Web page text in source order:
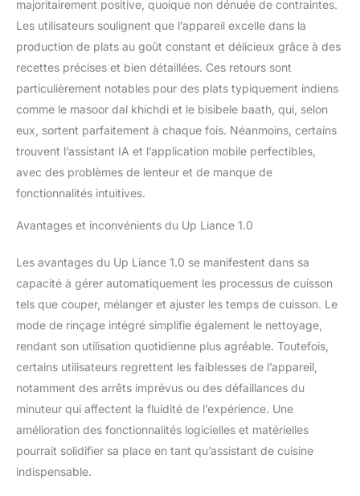
rend l'entretien rapide et
sans effort Gagnez du
temps – Permet de
préparer et de remuer les
aliments afin que vous
sur la famille, le travail ou
la détente Connectivité
Wi-Fi et application –
Affichez/créez des
l'application Moteur
puissant et échelle
précise du poids pour
des résultats parfaits, à
chaque fois. Équipé d'un
moteur de 500 W et d'un
1000 W, ce qui le rend à
la fois puissant et
économe en énergie
pour un usage quotidien.
Conçu pour l'Inde :
optimisé pour les
cuisines indiennes, les
majoritairement positive, quoique non dénuée de contraintes.
Les utilisateurs soulignent que l’appareil excelle dans la
production de plats au goût constant et délicieux grâce à des
recettes précises et bien détaillées. Ces retours sont
particulièrement notables pour des plats typiquement indiens
comme le masoor dal khichdi et le bisibele baath, qui, selon
eux, sortent parfaitement à chaque fois. Néanmoins, certains
trouvent l’assistant IA et l’application mobile perfectibles,
avec des problèmes de lenteur et de manque de
fonctionnalités intuitives.
Avantages et inconvénients du Up Liance 1.0
Les avantages du Up Liance 1.0 se manifestent dans sa
capacité à gérer automatiquement les processus de cuisson
tels que couper, mélanger et ajuster les temps de cuisson. Le
mode de rinçage intégré simplifie également le nettoyage,
rendant son utilisation quotidienne plus agréable. Toutefois,
certains utilisateurs regrettent les faiblesses de l’appareil,
notamment des arrêts imprévus ou des défaillances du
minuteur qui affectent la fluidité de l’expérience. Une
amélioration des fonctionnalités logicielles et matérielles
pourrait solidifier sa place en tant qu’assistant de cuisine
indispensable.